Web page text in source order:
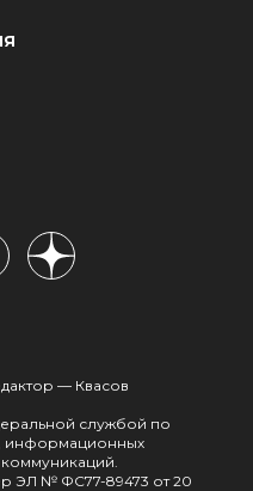
— Квасов
службой по
информационных
ЭЛ № ФС77-89473 от 20